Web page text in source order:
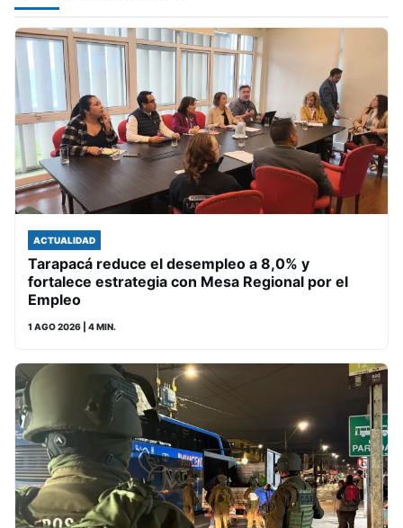
ACTUALIDAD
Tarapacá reduce el desempleo a 8,0% y
fortalece estrategia con Mesa Regional por el
Empleo
1 AGO 2026 | 4 MIN.